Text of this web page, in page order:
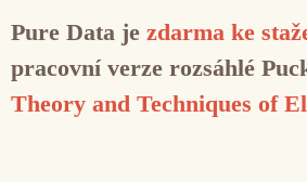
Pure Data je zdarma ke
pracovní verze rozsáhlé
Theory and Techniques of